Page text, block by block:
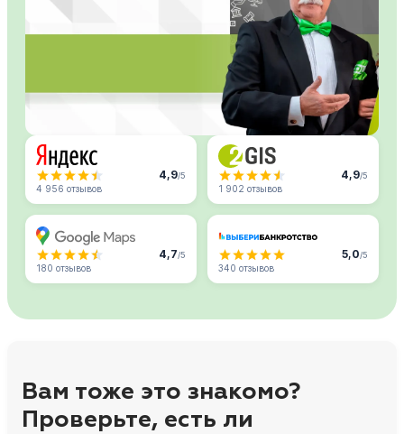
4,9/5
4 956 отзывов
4,9/5
1 902 отзывов
4,7/5
180 отзывов
5,0/5
340 отзывов
Вам тоже это знакомо?
Проверьте, есть ли